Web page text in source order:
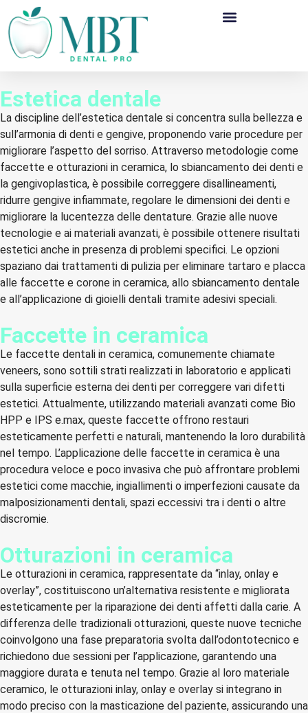
Estetica dentale
La discipline dell’estetica dentale si concentra sulla bellezza e
sull’armonia di denti e gengive, proponendo varie procedure per
migliorare l’aspetto del sorriso. Attraverso metodologie come
faccette e otturazioni in ceramica, lo sbiancamento dei denti e
la gengivoplastica, è possibile correggere disallineamenti,
ridurre gengive infiammate, regolare le dimensioni dei denti e
migliorare la lucentezza delle dentature. Grazie alle nuove
tecnologie e ai materiali avanzati, è possibile ottenere risultati
estetici anche in presenza di problemi specifici. Le opzioni
spaziano dai trattamenti di pulizia per eliminare tartaro e placca
alle faccette e corone in ceramica, allo sbiancamento dentale
e all’applicazione di gioielli dentali tramite adesivi speciali.
Faccette in ceramica
Le faccette dentali in ceramica, comunemente chiamate
veneers, sono sottili strati realizzati in laboratorio e applicati
sulla superficie esterna dei denti per correggere vari difetti
estetici. Attualmente, utilizzando materiali avanzati come Bio
HPP e IPS e.max, queste faccette offrono restauri
esteticamente perfetti e naturali, mantenendo la loro durabilità
nel tempo. L’applicazione delle faccette in ceramica è una
procedura veloce e poco invasiva che può affrontare problemi
estetici come macchie, ingiallimenti o imperfezioni causate da
malposizionamenti dentali, spazi eccessivi tra i denti o altre
discromie.
Otturazioni in ceramica
Le otturazioni in ceramica, rappresentate da “inlay, onlay e
overlay”, costituiscono un’alternativa resistente e migliorata
esteticamente per la riparazione dei denti affetti dalla carie. A
differenza delle tradizionali otturazioni, queste nuove tecniche
coinvolgono una fase preparatoria svolta dall’odontotecnico e
richiedono due sessioni per l’applicazione, garantendo una
maggiore durata e tenuta nel tempo. Grazie al loro materiale
ceramico, le otturazioni inlay, onlay e overlay si integrano in
modo preciso con la masticazione del paziente, assicurando una